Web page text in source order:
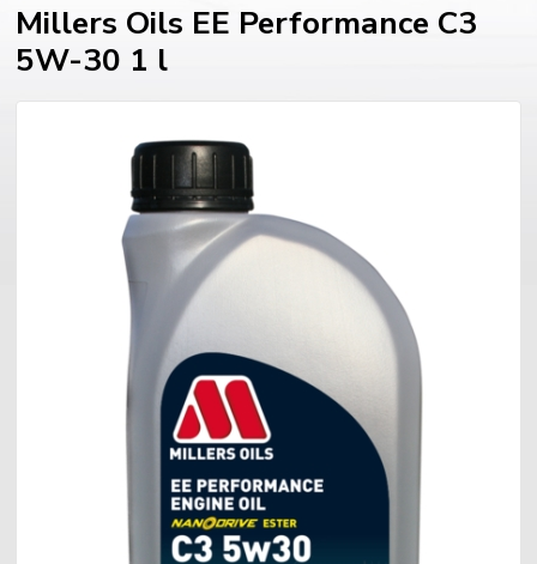
Millers Oils EE Performance C3
5W-30 1 l